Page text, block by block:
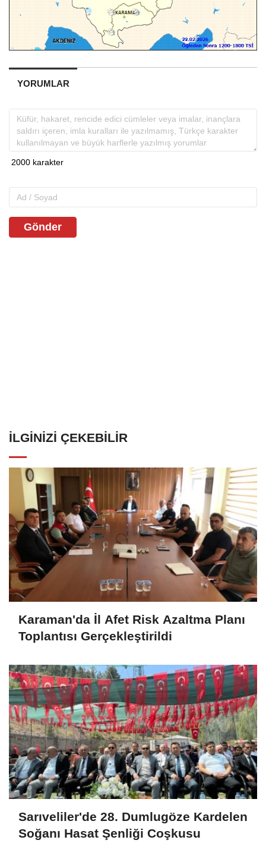
YORUMLAR
Gönder
İLGINIZI ÇEKEBILIR
Karaman'da İl Afet Risk Azaltma Planı
Toplantısı Gerçekleştirildi
Sarıveliler'de 28. Dumlugöze Kardelen
Soğanı Hasat Şenliği Coşkusu